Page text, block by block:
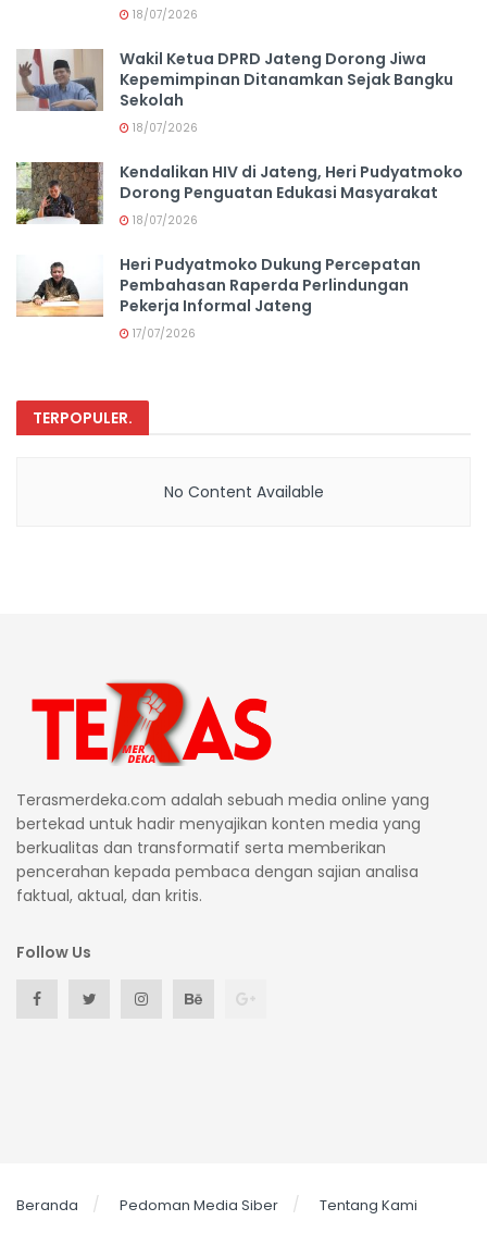
18/07/2026
Wakil Ketua DPRD Jateng Dorong Jiwa
Kepemimpinan Ditanamkan Sejak Bangku
Sekolah
18/07/2026
Kendalikan HIV di Jateng, Heri Pudyatmoko
Dorong Penguatan Edukasi Masyarakat
18/07/2026
Heri Pudyatmoko Dukung Percepatan
Pembahasan Raperda Perlindungan
Pekerja Informal Jateng
17/07/2026
TERPOPULER.
No Content Available
Terasmerdeka.com adalah sebuah media online yang
bertekad untuk hadir menyajikan konten media yang
berkualitas dan transformatif serta memberikan
pencerahan kepada pembaca dengan sajian analisa
faktual, aktual, dan kritis.
Follow Us
Beranda Pedoman Media Siber Tentang Kami